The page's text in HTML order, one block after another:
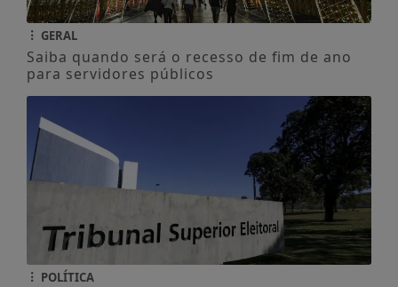
GERAL
Saiba quando será o recesso de fim de ano
para servidores públicos
POLÍTICA